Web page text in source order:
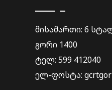
მისამართი: 6
გორი 1400
ტელ: 599 412040
ელ-ფოსტა: